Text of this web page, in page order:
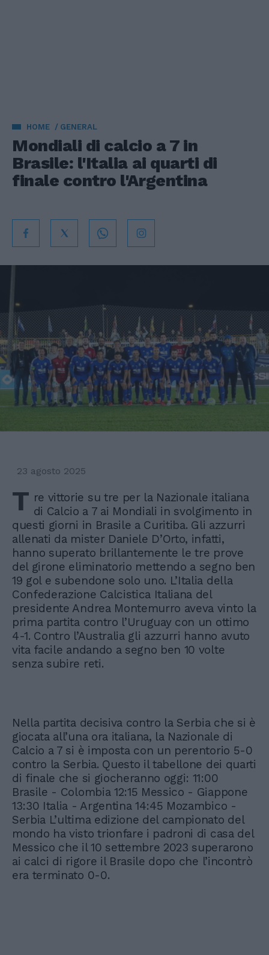
HOME GENERAL
Mondiali di calcio a 7 in
Brasile: l'Italia ai quarti di
finale contro l'Argentina
23 agosto 2025
T re vittorie su tre per la Nazionale italiana
di Calcio a 7 ai Mondiali in svolgimento in
questi giorni in Brasile a Curitiba. Gli azzurri
allenati da mister Daniele D’Orto, infatti,
hanno superato brillantemente le tre prove
del girone eliminatorio mettendo a segno ben
19 gol e subendone solo uno. L’Italia della
Confederazione Calcistica Italiana del
presidente Andrea Montemurro aveva vinto la
prima partita contro l’Uruguay con un ottimo
4-1. Contro l’Australia gli azzurri hanno avuto
vita facile andando a segno ben 10 volte
senza subire reti.
Nella partita decisiva contro la Serbia che si è
giocata all’una ora italiana, la Nazionale di
Calcio a 7 si è imposta con un perentorio 5-0
contro la Serbia. Questo il tabellone dei quarti
di finale che si giocheranno oggi: 11:00
Brasile - Colombia 12:15 Messico - Giappone
13:30 Italia - Argentina 14:45 Mozambico -
Serbia L’ultima edizione del campionato del
mondo ha visto trionfare i padroni di casa del
Messico che il 10 settembre 2023 superarono
ai calci di rigore il Brasile dopo che l’incontrò
era terminato 0-0.